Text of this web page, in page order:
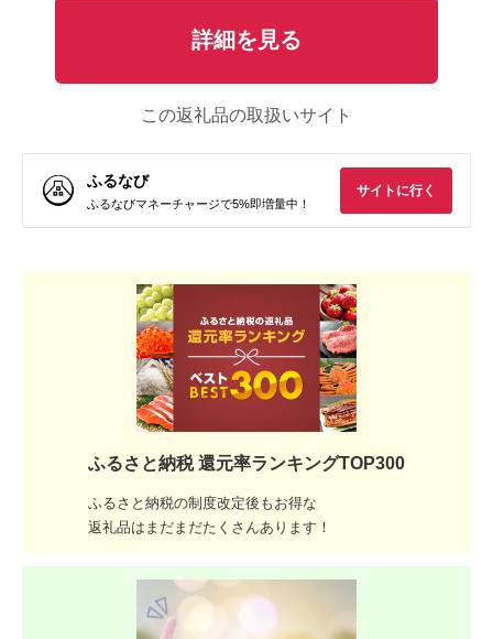
詳細を見る
この返礼品の取扱いサイト
ふるなび
ふるなびマネーチャージで5%即増量中！
サイトに行く
ふるさと納税 還元率ランキングTOP300
ふるさと納税の制度改定後もお得な
返礼品はまだまだたくさんあります！